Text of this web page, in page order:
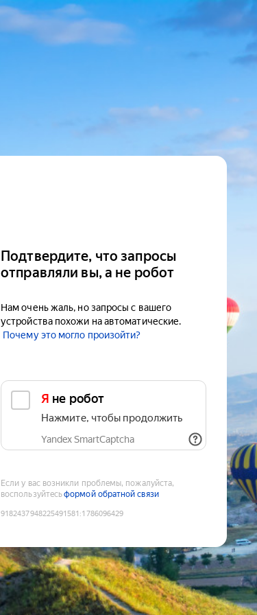
Подтвердите, что запросы
отправляли вы, а не робот
Нам очень жаль, но запросы с вашего
устройства похожи на автоматические.
Почему это могло произойти?
Я не робот
Нажмите, чтобы продолжить
Yandex SmartCaptcha
Если у вас возникли проблемы, пожалуйста,
воспользуйтесьформой обратной связи
9182437948225491581 :1786096429